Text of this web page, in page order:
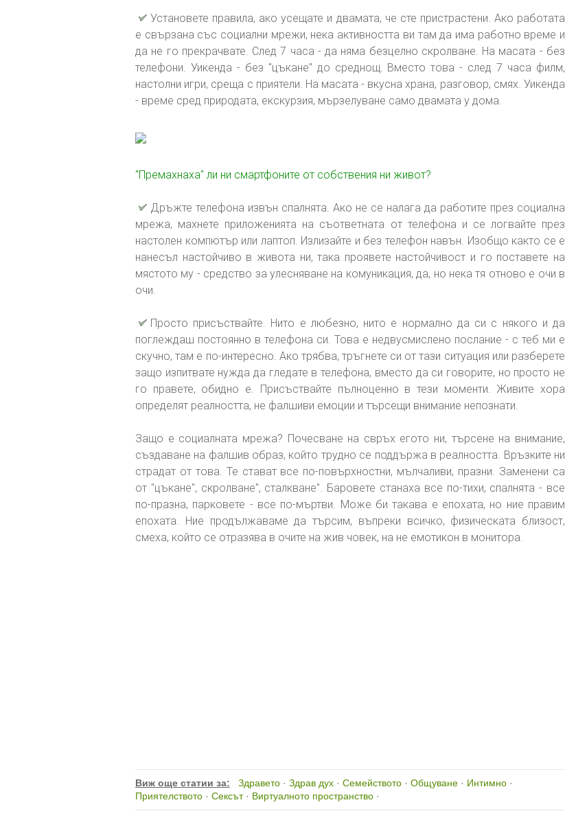
Установете правила, ако усещате и двамата, че сте пристрастени. Ако работата
е свързана със социални мрежи, нека активността ви там да има работно време и
да не го прекрачвате. След 7 часа - да няма безцелно скролване. На масата - без
телефони. Уикенда - без "цъкане" до среднощ. Вместо това - след 7 часа филм,
настолни игри, среща с приятели. На масата - вкусна храна, разговор, смях. Уикенда
- време сред природата, екскурзия, мързелуване само двамата у дома.
"Премахнаха" ли ни смартфоните от собствения ни живот?
Дръжте телефона извън спалнята. Ако не се налага да работите през социална
мрежа, махнете приложенията на съответната от телефона и се логвайте през
настолен компютър или лаптоп. Излизайте и без телефон навън. Изобщо както се е
нанесъл настойчиво в живота ни, така проявете настойчивост и го поставете на
мястото му - средство за улесняване на комуникация, да, но нека тя отново е очи в
очи.
Просто присъствайте. Нито е любезно, нито е нормално да си с някого и да
поглеждаш постоянно в телефона си. Това е недвусмислено послание - с теб ми е
скучно, там е по-интересно. Ако трябва, тръгнете си от тази ситуация или разберете
защо изпитвате нужда да гледате в телефона, вместо да си говорите, но просто не
го правете, обидно е. Присъствайте пълноценно в тези моменти. Живите хора
определят реалността, не фалшиви емоции и търсещи внимание непознати.
Защо е социалната мрежа? Почесване на свръх егото ни, търсене на внимание,
създаване на фалшив образ, който трудно се поддържа в реалността. Връзките ни
страдат от това. Те стават все по-повърхностни, мълчаливи, празни. Заменени са
от "цъкане", скролване", сталкване". Баровете станаха все по-тихи, спалнята - все
по-празна, парковете - все по-мъртви. Може би такава е епохата, но ние правим
епохата. Ние продължаваме да търсим, въпреки всичко, физическата близост,
смеха, който се отразява в очите на жив човек, на не емотикон в монитора.
Виж още статии за: Здравето · Здрав дух · Семейството · Общуване · Интимно ·
Приятелството · Сексът· Виртуалното пространство ·